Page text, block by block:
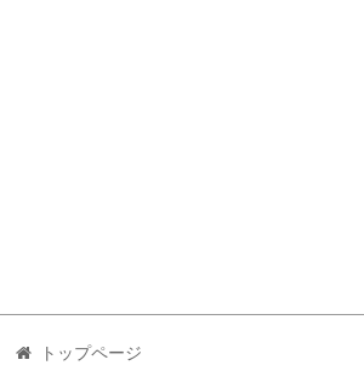
トップページ